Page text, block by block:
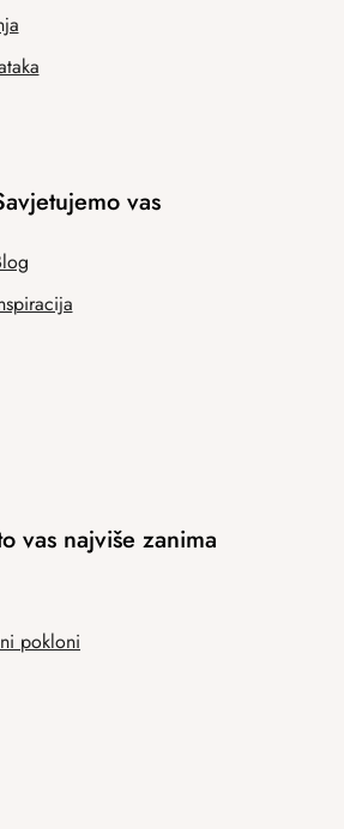
vas
vas najviše zanima
pokloni